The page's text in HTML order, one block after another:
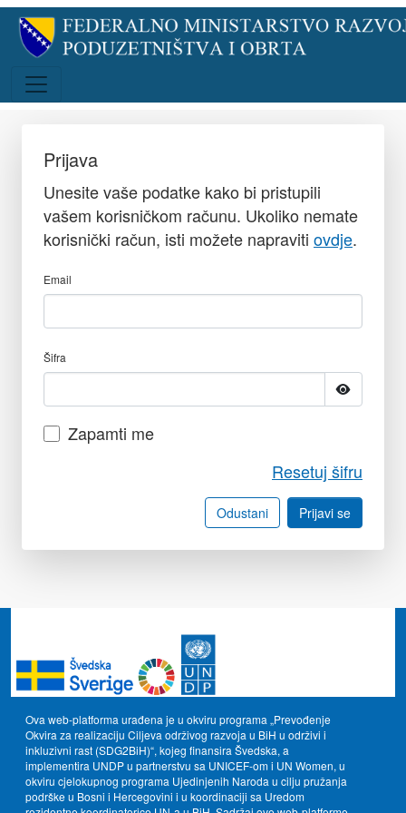
Prijava
Unesite vaše podatke kako bi pristupili
vašem korisničkom računu. Ukoliko nemate
korisnički račun, isti možete napraviti ovdje.
Email
Šifra
Zapamti me
Resetuj šifru
Odustani Prijavi se
Ova web-platforma urađena je u okviru programa „Prevođenje
Okvira za realizaciju Ciljeva održivog razvoja u BiH u održivi i
inkluzivni rast (SDG2BiH)“, kojeg finansira Švedska, a
implementira UNDP u partnerstvu sa UNICEF-om i UN Women, u
okviru cjelokupnog programa Ujedinjenih Naroda u cilju pružanja
podrške u Bosni i Hercegovini i u koordinaciji sa Uredom